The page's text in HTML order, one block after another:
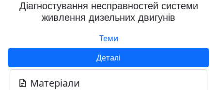
Діагностування несправностей системи
живлення дизельних двигунів
Теми
Деталі
Матеріали